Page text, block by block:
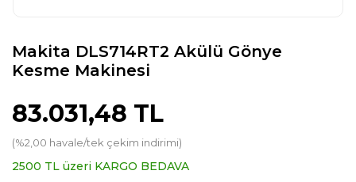
Makita DLS714RT2 Akülü Gönye
Kesme Makinesi
83.031,48 TL
(%2,00 havale/tek çekim indirimi)
2500 TL üzeri KARGO BEDAVA